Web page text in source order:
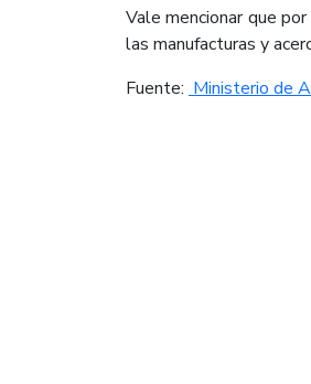
Vale mencionar que
las manufacturas y
​Fuente: Ministerio de